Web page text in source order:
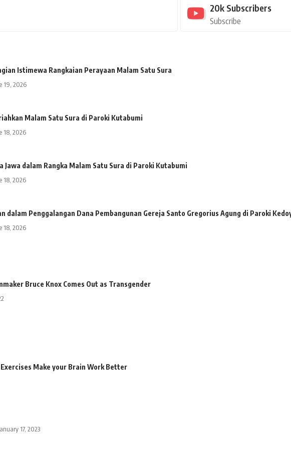
20k Subscribers
Subscribe
Istimewa Rangkaian Perayaan Malam Satu Sura
19, 2026
Malam Satu Sura di Paroki Kutabumi
18, 2026
Jawa dalam Rangka Malam Satu Sura di Paroki Kutabumi
18, 2026
dalam Penggalangan Dana Pembangunan Gereja Santo Gregorius Agung di Paroki
18, 2026
Bruce Knox Comes Out as Transgender
Make your Brain Work Better
17, 2023